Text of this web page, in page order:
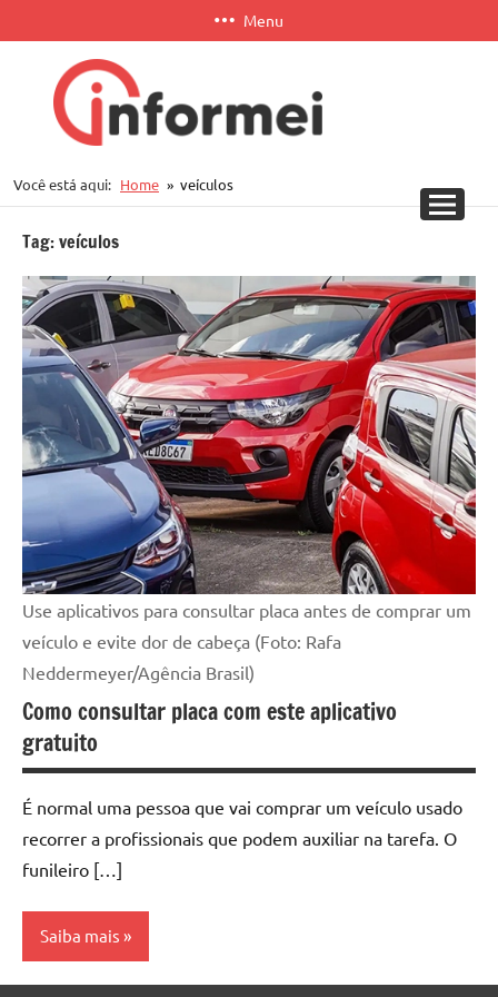
para
conteúdo
Menu
APP
Você está aqui: Home veículos
Tag:veículos
Use aplicativos para consultar placa antes de comprar um
veículo e evite dor de cabeça (Foto: Rafa
Neddermeyer/Agência Brasil)
Como consultar placa com este aplicativo
gratuito
É normal uma pessoa que vai comprar um veículo usado
recorrer a profissionais que podem auxiliar na tarefa. O
funileiro […]
Saiba mais